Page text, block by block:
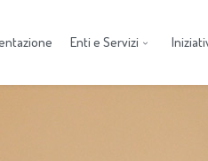
Enti e Servizi